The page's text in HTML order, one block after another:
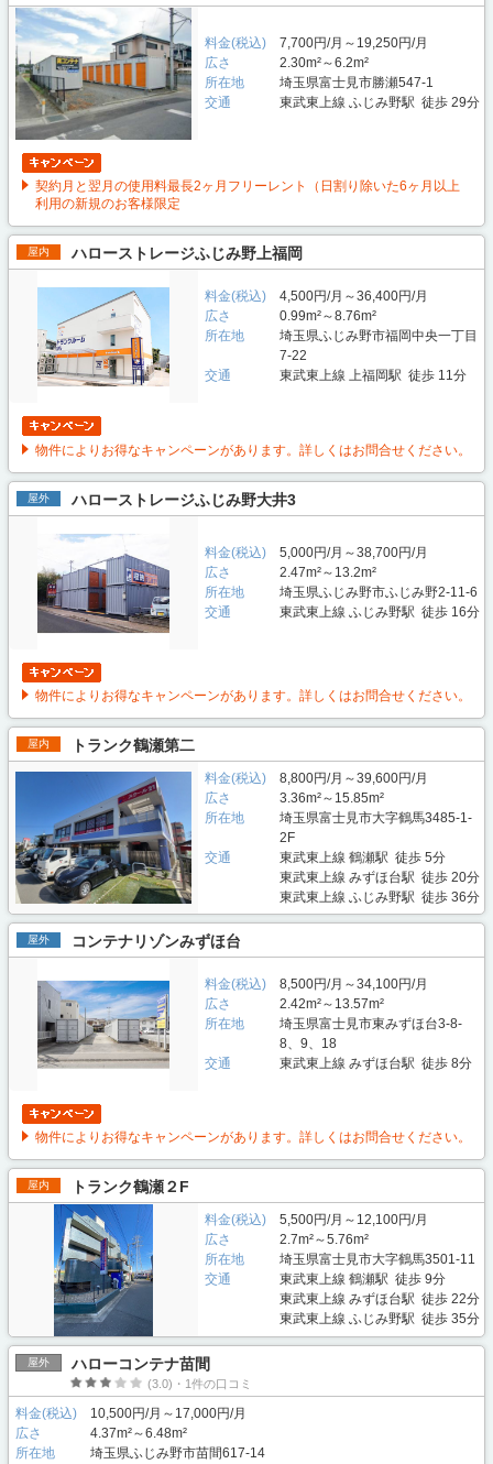
料金(税込)
7,700円/月～19,250円/月
広さ
2.30m²～6.2m²
所在地
埼玉県富士見市勝瀬547-1
交通
東武東上線 ふじみ野駅 徒歩 29分
契約月と翌月の使用料最長2ヶ月フリーレント（日割り除いた6ヶ月以上
利用の新規のお客様限定
屋内 ハローストレージふじみ野上福岡
料金(税込)
4,500円/月～36,400円/月
広さ
0.99m²～8.76m²
所在地
埼玉県ふじみ野市福岡中央一丁目
7-22
交通
東武東上線 上福岡駅 徒歩 11分
物件によりお得なキャンペーンがあります。詳しくはお問合せください。
屋外 ハローストレージふじみ野大井3
料金(税込)
5,000円/月～38,700円/月
広さ
2.47m²～13.2m²
所在地
埼玉県ふじみ野市ふじみ野2-11-6
交通
東武東上線 ふじみ野駅 徒歩 16分
物件によりお得なキャンペーンがあります。詳しくはお問合せください。
屋内 トランク鶴瀬第二
料金(税込)
8,800円/月～39,600円/月
広さ
3.36m²～15.85m²
所在地
埼玉県富士見市大字鶴馬3485-1-
2F
交通
東武東上線 鶴瀬駅 徒歩 5分
東武東上線 みずほ台駅 徒歩 20分
東武東上線 ふじみ野駅 徒歩 36分
屋外 コンテナリゾンみずほ台
料金(税込)
8,500円/月～34,100円/月
広さ
2.42m²～13.57m²
所在地
埼玉県富士見市東みずほ台3-8-
8、9、18
交通
東武東上線 みずほ台駅 徒歩 8分
物件によりお得なキャンペーンがあります。詳しくはお問合せください。
屋内 トランク鶴瀬２F
料金(税込)
5,500円/月～12,100円/月
広さ
2.7m²～5.76m²
所在地
埼玉県富士見市大字鶴馬3501-11
交通
東武東上線 鶴瀬駅 徒歩 9分
東武東上線 みずほ台駅 徒歩 22分
東武東上線 ふじみ野駅 徒歩 35分
屋外 ハローコンテナ苗間
(3.0)・1件の口コミ
料金(税込)
10,500円/月～17,000円/月
広さ
4.37m²～6.48m²
所在地
埼玉県ふじみ野市苗間617-14